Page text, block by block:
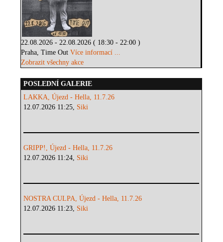
22.08.2026 - 22.08.2026 ( 18:30 - 22:00 )
Praha, Time OutVíce informací ...
Zobrazit všechny akce
POSLEDNÍ GALERIE
LAKKA, Újezd - Hella, 11.7.26
12.07.2026 11:25, Siki
GRIPP!, Újezd - Hella, 11.7.26
12.07.2026 11:24, Siki
NOSTRA CULPA, Újezd - Hella, 11.7.26
12.07.2026 11:23, Siki